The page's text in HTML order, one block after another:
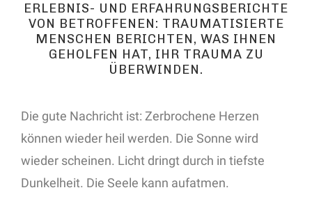
ERLEBNIS- UND ERFAHRUNGSBERICHTE
VON BETROFFENEN: TRAUMATISIERTE
MENSCHEN BERICHTEN, WAS IHNEN
GEHOLFEN HAT, IHR TRAUMA ZU
ÜBERWINDEN.
Die gute Nachricht ist: Zerbrochene Herzen
können wieder heil werden. Die Sonne wird
wieder scheinen. Licht dringt durch in tiefste
Dunkelheit. Die Seele kann aufatmen.